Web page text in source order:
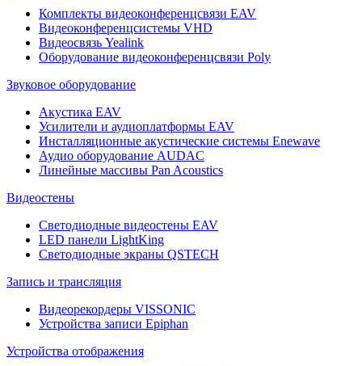
Комплекты видеоконференцсвязи EAV
Видеоконференцсистемы VHD
Видеосвязь Yealink
Оборудование видеоконференцсвязи Poly
Звуковое оборудование
Акустика EAV
Усилители и аудиоплатформы EAV
Инсталляционные акустические системы Enewave
Аудио оборудование AUDAC
Линейные массивы Pan Acoustics
Видеостены
Светодиодные видеостены EAV
LED панели LightKing
Светодиодные экраны QSTECH
Запись и трансляция
Видеорекордеры VISSONIC
Устройства записи Epiphan
Устройства отображения